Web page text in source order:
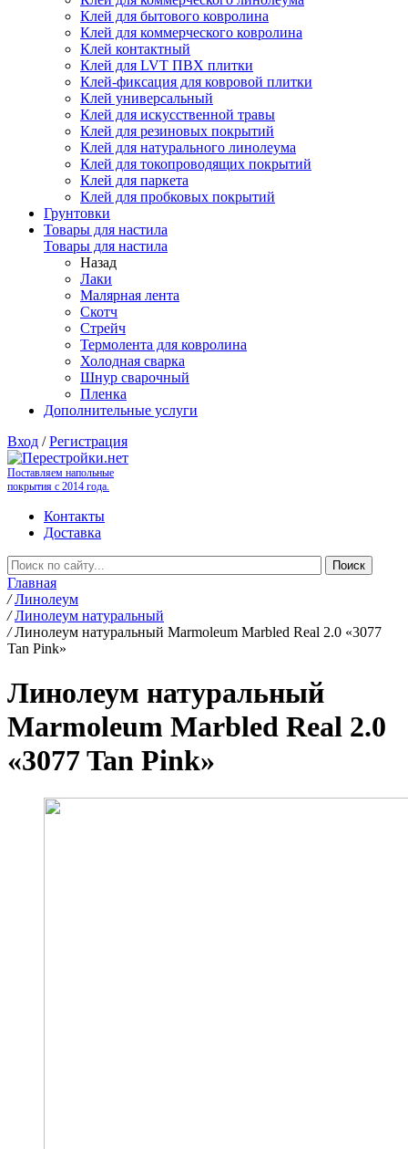
Клей для бытового ковролина
Клей для коммерческого ковролина
Клей контактный
Клей для LVT ПВХ плитки
Клей-фиксация для ковровой плитки
Клей универсальный
Клей для искусственной травы
Клей для резиновых покрытий
Клей для натурального линолеума
Клей для токопроводящих покрытий
Клей для паркета
Клей для пробковых покрытий
Грунтовки
Товары для настила
Товары для настила
Назад
Лаки
Малярная лента
Скотч
Стрейч
Термолента для ковролина
Холодная сварка
Шнур сварочный
Пленка
Дополнительные услуги
Вход /Регистрация
Поставляем напольные
покрытия с 2014 года.
Контакты
Доставка
Главная
/ Линолеум
/ Линолеум натуральный
/ Линолеум натуральный Marmoleum Marbled Real 2.0 «3077
Tan Pink»
Линолеум натуральный
Marmoleum Marbled Real 2.0
«3077 Tan Pink»